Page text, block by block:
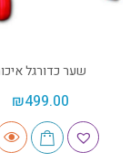
שער כדורגל
₪499.00